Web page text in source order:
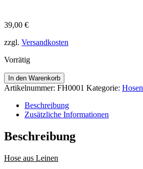
39,00 €
zzgl. Versandkosten
Vorrätig
In den Warenkorb
Artikelnummer: FH0001 Kategorie: Hosen
Beschreibung
Zusätzliche Informationen
Beschreibung
Hose aus Leinen